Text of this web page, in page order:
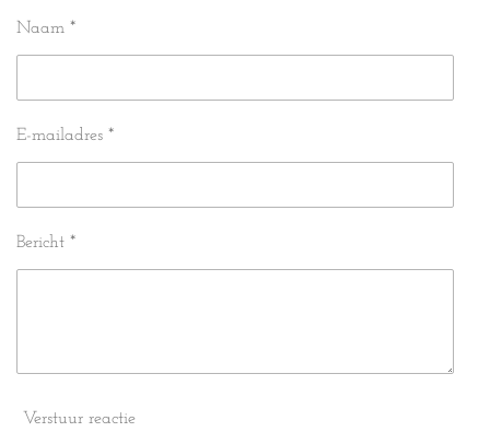
Naam *
E-mailadres *
Bericht *
Verstuur reactie